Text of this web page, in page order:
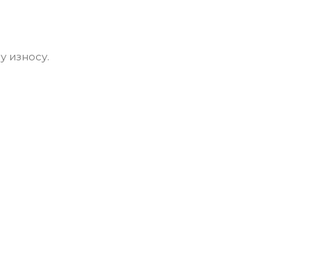
износу.